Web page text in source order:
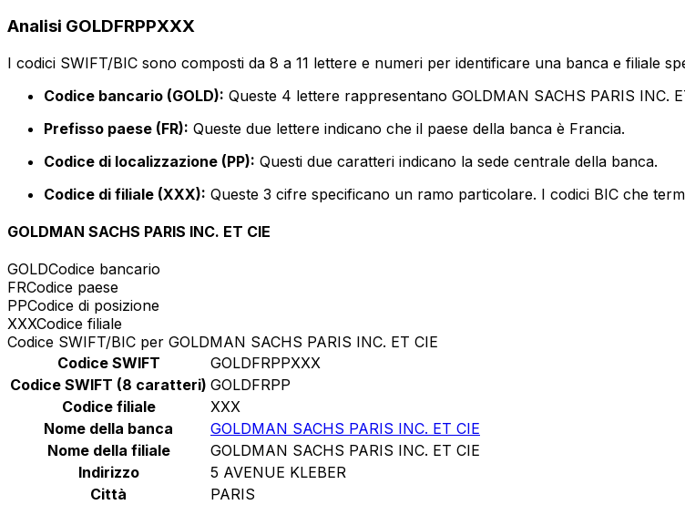
Analisi GOLDFRPPXXX
I codici SWIFT/BIC sono composti da 8 a 11 lettere e numeri per identificare una banca e filiale
Codice bancario (GOLD): Queste 4 lettere rappresentano GOLDMAN SACHS PARIS INC.
Prefisso paese (FR): Queste due lettere indicano che il paese della banca è Francia.
Codice di localizzazione (PP): Questi due caratteri indicano la sede centrale della banca.
Codice di filiale (XXX): Queste 3 cifre specificano un ramo particolare. I codici BIC che
GOLDMAN SACHS PARIS INC. ET CIE
GOLDCodice bancario
FRCodice paese
PPCodice di posizione
XXXCodice filiale
Codice SWIFT/BIC per GOLDMAN SACHS PARIS INC. ET CIE
Codice SWIFT
GOLDFRPPXXX
Codice SWIFT (8 caratteri) GOLDFRPP
Codice filiale
XXX
Nome della banca
GOLDMAN SACHS PARIS INC. ET CIE
Nome della filiale
GOLDMAN SACHS PARIS INC. ET CIE
Indirizzo
5 AVENUE KLEBER
Città
PARIS